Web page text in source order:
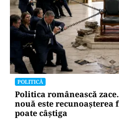
POLITICĂ
Politica românească
nouă este
poate câștiga